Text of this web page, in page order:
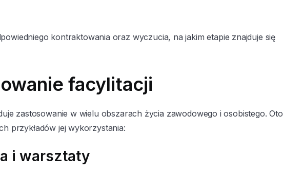
kontraktowania oraz wyczucia, na jakim etapie znajduje się
facylitacji
zastosowanie w wielu obszarach życia zawodowego i osobistego. Oto
przykładów jej wykorzystania:
i warsztaty